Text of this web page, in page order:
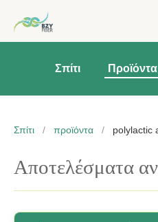
Σπίτι Προϊόντα
Σπίτι / προϊόντα / polylactic
Αποτελέσματα